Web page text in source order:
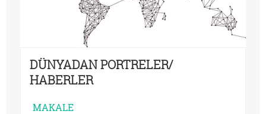
DÜNYADAN PORTRELER/
HABERLER
MAKALE